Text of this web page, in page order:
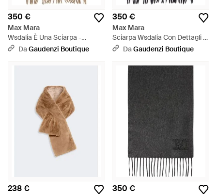
350 €
Max Mara
Wsdalia È Una Sciarpa -
Marrone
DaGaudenzi Boutique
350 €
Max Mara
Sciarpa Wsdalia Con Dettagli -
Blu DaGaudenzi Boutique
238 € 350 €